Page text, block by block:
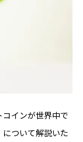
インが世界中で
ついて解説いた